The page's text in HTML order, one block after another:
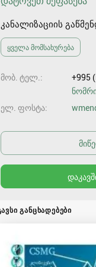
კანალიზაციის
ყველა მომსახურება
მობ. ტელ.
+995
ელ. ფოსტა
ᲒᲐᲜᲪᲮᲐᲓᲔᲑᲔᲑᲘ